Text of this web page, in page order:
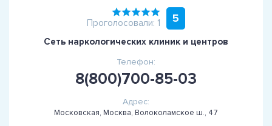
Проголосовали: 1 5
Сеть наркологических клиник и центров
Телефон:
8(800)700-85-03
Адрес:
Московская, Москва, Волоколамское ш., 47